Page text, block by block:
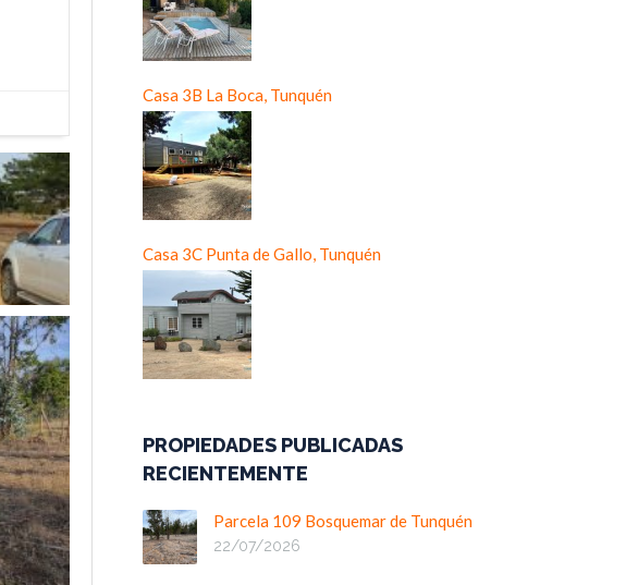
Casa 3B La Boca, Tunquén
Casa 3C Punta de Gallo, Tunquén
PROPIEDADES PUBLICADAS
RECIENTEMENTE
Parcela 109 Bosquemar de Tunquén
22/07/2026